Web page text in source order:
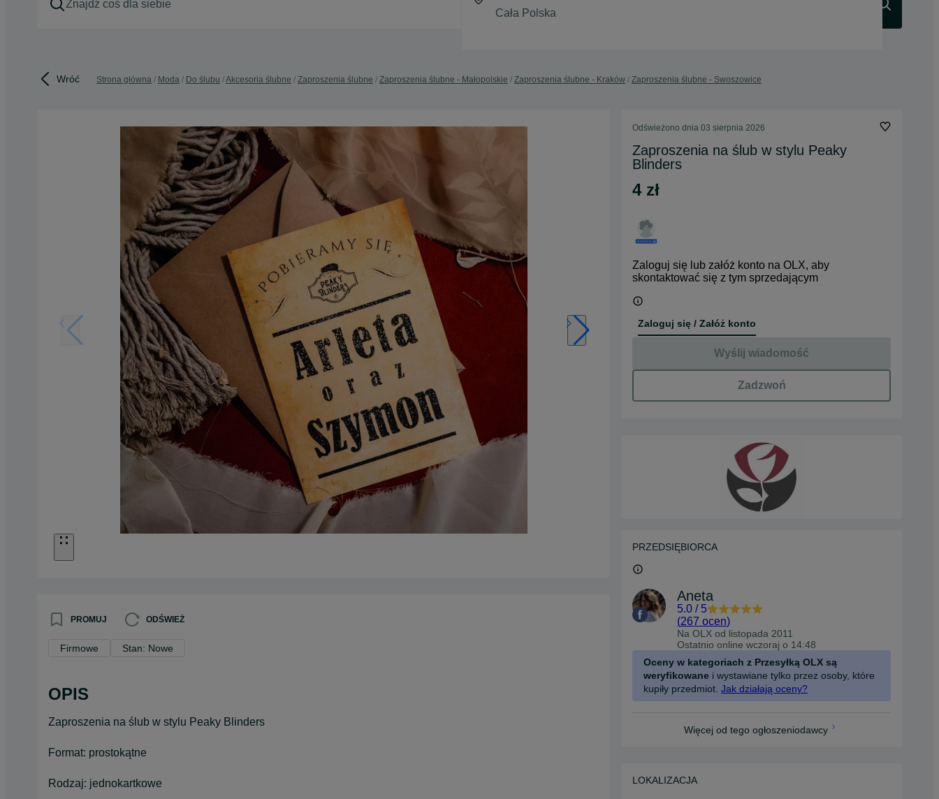
Wróć Strona główna Moda Do ślubu Akcesoria ślubne Zaproszenia ślubne Zaproszenia ślubne - Małopolskie Zaproszenia ślubne - Kraków Zaproszenia ślubne - Swoszowice
PROMUJ ODŚWIEŻ
Firmowe Stan: Nowe
OPIS
Zaproszenia na ślub w stylu Peaky Blinders
Format: prostokątne
Rodzaj: jednokartkowe
Odświeżono dnia 03 sierpnia 2026
Zaproszenia na ślub w stylu Peaky
Blinders
4 zł
Zaloguj się lub załóż konto na OLX, aby
skontaktować się z tym sprzedającym
Zaloguj się / Załóż konto
Wyślij wiadomość
Zadzwoń
PRZEDSIĘBIORCA
Aneta
5.0 / 5
(267 ocen)
Na OLX od listopada 2011
Ostatnio online wczoraj o 14:48
Oceny w kategoriach z Przesyłką OLX są
weryfikowane i wystawiane tylko przez osoby, które
kupiły przedmiot. Jak działają oceny?
Więcej od tego ogłoszeniodawcy
LOKALIZACJA